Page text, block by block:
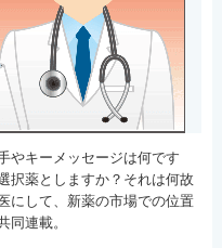
やキーメッセージは何です
択薬としますか？それは何故
にして、新薬の市場での位置
同連載。